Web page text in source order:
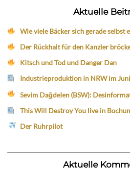
Aktuelle
Wie viele Bäcker sich gerade selbst
Der Rückhalt für den Kanzler
Kitsch und Tod und Danger Dan
Industrieproduktion in NRW im
Sevim Dağdelen (BSW):
This Will Destroy You live in
Der Ruhrpilot
Aktuelle